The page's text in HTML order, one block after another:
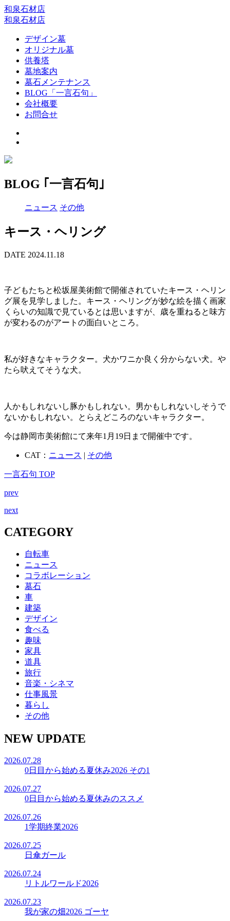
和泉石材店
和泉石材店
デザイン墓
オリジナル墓
供養塔
墓地案内
墓石メンテナンス
BLOG「一言石句」
会社概要
お問合せ
BLOG ｢一言石句｣
ニュース その他
キース・ヘリング
DATE 2024.11.18
子どもたちと松坂屋美術館で開催されていたキース・ヘリン
グ展を見学しました。キース・ヘリングが妙な絵を描く画家
くらいの知識で見ているとは思いますが、歳を重ねると味方
が変わるのがアートの面白いところ。
私が好きなキャラクター。犬かワニか良く分からない犬。や
たら吠えてそうな犬。
人かもしれないし豚かもしれない。男かもしれないしそうで
ないかもしれない。とらえどころのないキャラクター。
今は静岡市美術館にて来年1月19日まで開催中です。
CAT： ニュース | その他
一言石句 TOP
prev
next
CATEGORY
自転車
ニュース
コラボレーション
墓石
車
建築
デザイン
食べる
趣味
家具
道具
旅行
音楽・シネマ
仕事風景
暮らし
その他
NEW UPDATE
2026.07.28
0日目から始める夏休み2026 その1
2026.07.27
0日目から始める夏休みのススメ
2026.07.26
1学期終業2026
2026.07.25
日傘ガール
2026.07.24
リトルワールド2026
2026.07.23
我が家の畑2026 ゴーヤ